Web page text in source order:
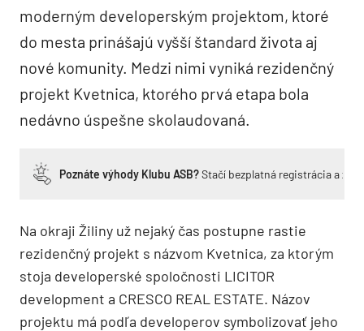
moderným developerským projektom, ktoré
do mesta prinášajú vyšší štandard života aj
nové komunity. Medzi nimi vyniká rezidenčný
projekt Kvetnica, ktorého prvá etapa bola
nedávno úspešne skolaudovaná.
Poznáte výhody Klubu ASB?Stačí bezplatná registrácia a
Na okraji Žiliny už nejaký čas postupne rastie
rezidenčný projekt s názvom Kvetnica, za ktorým
stoja developerské spoločnosti LICITOR
development a CRESCO REAL ESTATE. Názov
projektu má podľa developerov symbolizovať jeho